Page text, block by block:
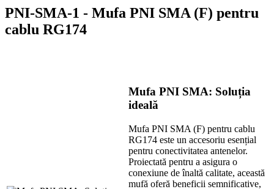
PNI-SMA-1 - Mufa PNI SMA (F) pentru
cablu RG174
Mufa PNI SMA: Soluția
ideală
Mufa PNI SMA (F) pentru cablu
RG174 este un accesoriu esențial
pentru conectivitatea antenelor.
Proiectată pentru a asigura o
conexiune de înaltă calitate, această
mufă oferă beneficii semnificative,